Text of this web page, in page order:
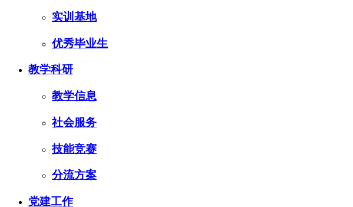
实训基地
优秀毕业生
教学科研
教学信息
社会服务
技能竞赛
分流方案
党建工作